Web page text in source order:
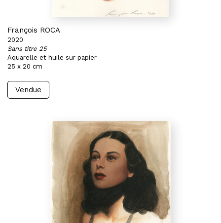
François ROCA
2020
Sans titre 25
Aquarelle et huile sur papier
25 x 20 cm
Vendue